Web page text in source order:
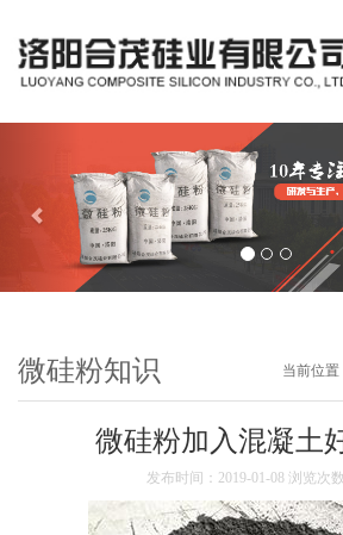
微硅粉知识 当前位置
微硅粉加入混凝土
发布时间：2019-01-08 浏览次